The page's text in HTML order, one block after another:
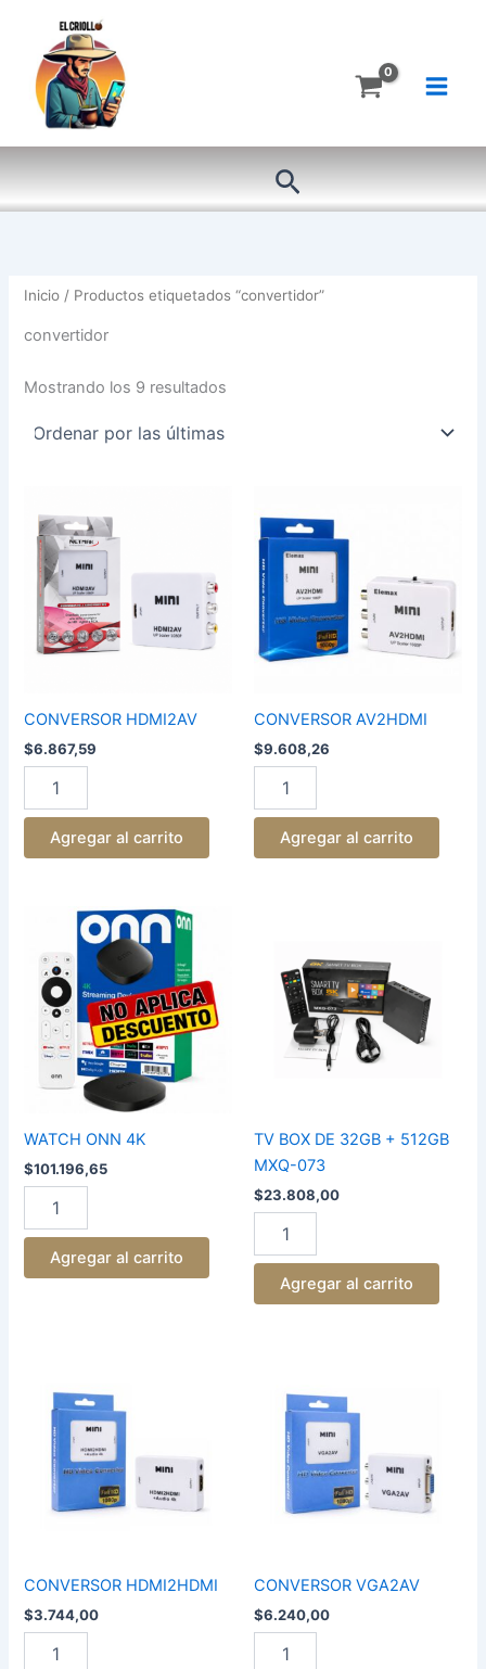
contenido
Buscar
Inicio / Productos etiquetados “convertidor”
convertidor
Mostrando los 9 resultados
CONVERSOR HDMI2AV
$6.867,59
HDMI2AV
cantidad
Agregar al carrito
CONVERSOR AV2HDMI
$9.608,26
AV2HDMI
cantidad
Agregar al carrito
WATCH ONN 4K
$101.196,65
WATCH
4K
cantidad
Agregar al carrito
TV BOX DE 32GB + 512GB
MXQ-073
$23.808,00
32GB
512GB
MXQ-
Agregar al carrito
CONVERSOR HDMI2HDMI
$3.744,00
cantidad
CONVERSOR VGA2AV
$6.240,00
cantidad